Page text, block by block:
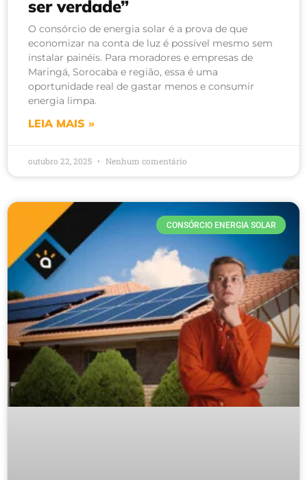
ser verdade”
O consórcio de energia solar é a prova de que
economizar na conta de luz é possível mesmo sem
instalar painéis. Para moradores e empresas de
Maringá, Sorocaba e região, essa é uma
oportunidade real de gastar menos e consumir
energia limpa.
LEIA MAIS »
outubro 22, 2025 Nenhum comentário
CONSÓRCIO ENERGIA SOLAR